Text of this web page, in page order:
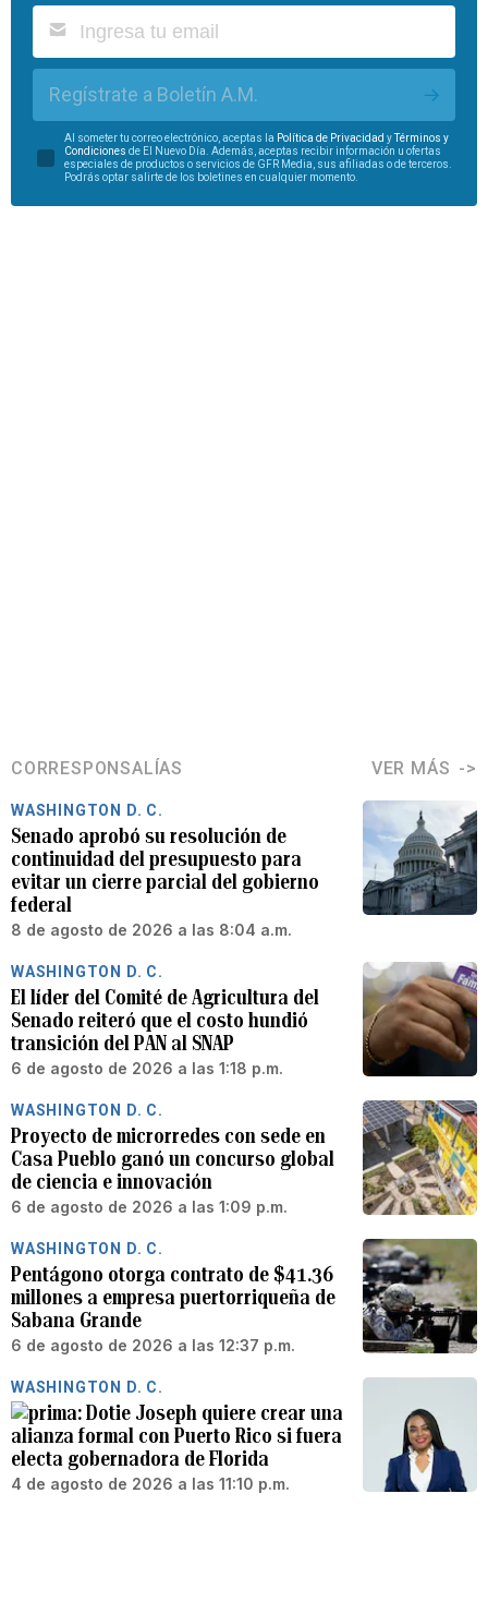
Regístrate a Boletín A.M.
Al someter tu correo electrónico, aceptas la Política de Privacidad y
Términos y
Condiciones de El Nuevo Día. Además, aceptas recibir información u ofertas
especiales de productos o servicios de GFR Media, sus afiliadas o de terceros.
Podrás optar salirte de los boletines en cualquier momento.
CORRESPONSALÍAS VER MÁS
WASHINGTON D. C.
Senado aprobó su resolución de
continuidad del presupuesto para
evitar un cierre parcial del gobierno
federal
8 de agosto de 2026 a las 8:04 a.m.
WASHINGTON D. C.
El líder del Comité de Agricultura del
Senado reiteró que el costo hundió
transición del PAN al SNAP
6 de agosto de 2026 a las 1:18 p.m.
WASHINGTON D. C.
Proyecto de microrredes con sede en
Casa Pueblo ganó un concurso global
de ciencia e innovación
6 de agosto de 2026 a las 1:09 p.m.
WASHINGTON D. C.
Pentágono otorga contrato de $41.36
millones a empresa puertorriqueña de
Sabana Grande
6 de agosto de 2026 a las 12:37 p.m.
WASHINGTON D. C.
Dotie Joseph quiere crear una
alianza formal con Puerto Rico si fuera
electa gobernadora de Florida
4 de agosto de 2026 a las 11:10 p.m.